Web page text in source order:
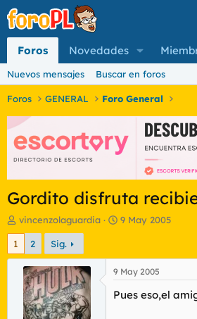
Foros Novedades
Nuevos mensajes Buscar en foros
Foros GENERAL Foro General
Gordito disfruta
I
n
c
d
o
vincenzolaguardia
F
h
a
d
e
9 May 2005
1 2 Sig.
9 May 2005
Pues eso,el